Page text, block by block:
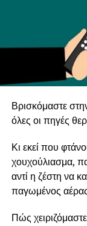
Βρισκόμαστε
όλες οι πηγές
Κι εκεί που
χουχούλιασμα,
αντί η ζέστη να
παγωμένος
Πώς